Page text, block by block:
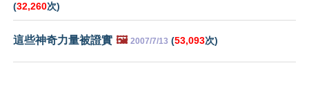
(32,260次)
這些神奇力量被證實 🖼️ 2007/7/13 (53,093次)